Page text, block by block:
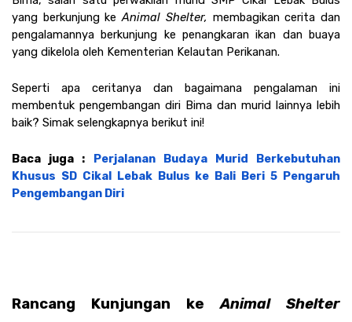
yang berkunjung ke Animal Shelter, membagikan cerita dan
pengalamannya berkunjung ke penangkaran ikan dan buaya
yang dikelola oleh Kementerian Kelautan Perikanan.
Seperti apa ceritanya dan bagaimana pengalaman ini
membentuk pengembangan diri Bima dan murid lainnya lebih
baik? Simak selengkapnya berikut ini!
Baca juga : Perjalanan Budaya Murid Berkebutuhan
Khusus SD Cikal Lebak Bulus ke Bali Beri 5 Pengaruh
Pengembangan Diri
Rancang Kunjungan ke Animal Shelter